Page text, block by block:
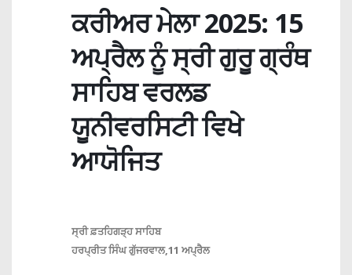
ਕਰੀਅਰ ਮੇਲਾ 2025: 15
ਅਪ੍ਰੈਲ ਨੂੰ ਸ੍ਰੀ ਗੁਰੂ ਗ੍ਰੰਥ
ਸਾਹਿਬ ਵਰਲਡ
ਯੂਨੀਵਰਸਿਟੀ ਵਿਖੇ
ਆਯੋਜਿਤ
ਸ੍ਰੀ ਫ਼ਤਹਿਗੜ੍ਹ ਸਾਹਿਬ
ਹਰਪ੍ਰੀਤ ਸਿੰਘ ਗੁੱਜਰਵਾਲ,11 ਅਪ੍ਰੈਲ